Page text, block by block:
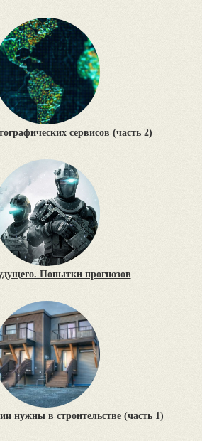
сервисов (часть 2)
Попытки прогнозов
нужны в строительстве (часть 1)